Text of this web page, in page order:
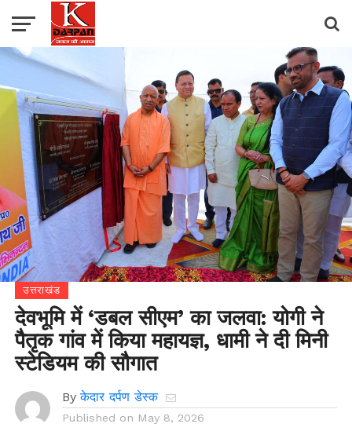
उत्तराखंड
देवभूमि में ‘डबल सीएम’ का जलवा: योगी ने
पैतृक गांव में किया महायज्ञ, धामी ने दी मिनी
स्टेडियम की सौगात
By केदार दर्पण डेस्क
Published on May 8, 2026